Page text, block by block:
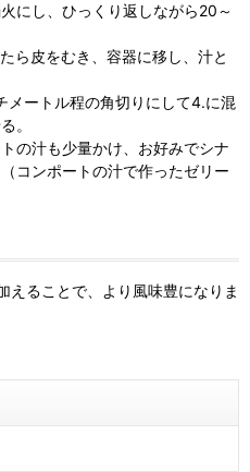
にし、ひっくり返しながら20～
ら皮をむき、容器に移し、汁と
メートル程の角切りにして4.に混
。
の汁も少量かけ、お好みでシナ
コンポートの汁で作ったゼリー
えることで、より風味豊になりま